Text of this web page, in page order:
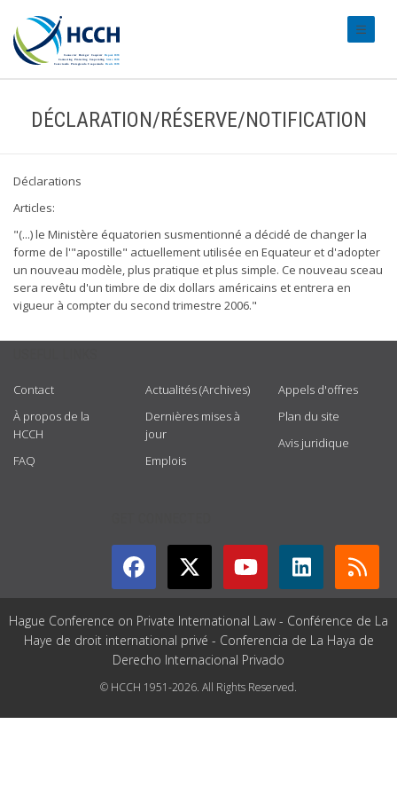
DÉCLARATION/RÉSERVE/NOTIFICATION
Déclarations
Articles:
"(...) le Ministère équatorien susmentionné a décidé de changer la
forme de l'"apostille" actuellement utilisée en Equateur et d'adopter
un nouveau modèle, plus pratique et plus simple. Ce nouveau sceau
sera revêtu d'un timbre de dix dollars américains et entrera en
vigueur à compter du second trimestre 2006."
Contact
À propos de la
HCCH
FAQ
Actualités (Archives)
Dernières mises à
jour
Emplois
Appels d'offres
Plan du site
Avis juridique
Hague Conference on Private International Law - Conférence de La
Haye de droit international privé - Conferencia de La Haya de
Derecho Internacional Privado
© HCCH 1951-2026. All Rights Reserved.